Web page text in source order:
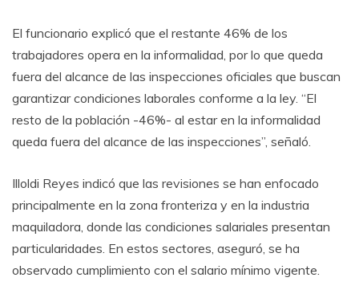
El funcionario explicó que el restante 46% de los
trabajadores opera en la informalidad, por lo que queda
fuera del alcance de las inspecciones oficiales que buscan
garantizar condiciones laborales conforme a la ley. “El
resto de la población -46%- al estar en la informalidad
queda fuera del alcance de las inspecciones”, señaló.
Illoldi Reyes indicó que las revisiones se han enfocado
principalmente en la zona fronteriza y en la industria
maquiladora, donde las condiciones salariales presentan
particularidades. En estos sectores, aseguró, se ha
observado cumplimiento con el salario mínimo vigente.